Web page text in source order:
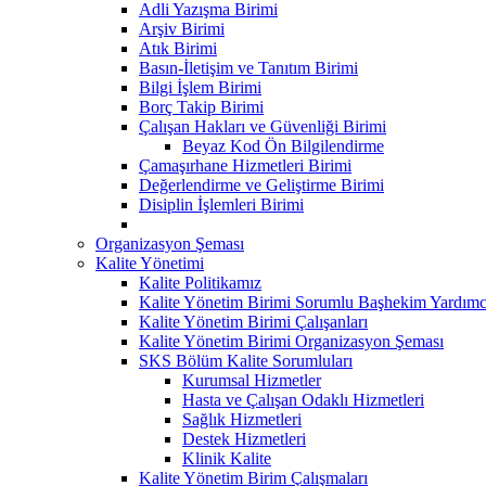
Adli Yazışma Birimi
Arşiv Birimi
Atık Birimi
Basın-İletişim ve Tanıtım Birimi
Bilgi İşlem Birimi
Borç Takip Birimi
Çalışan Hakları ve Güvenliği Birimi
Beyaz Kod Ön Bilgilendirme
Çamaşırhane Hizmetleri Birimi
Değerlendirme ve Geliştirme Birimi
Disiplin İşlemleri Birimi
Organizasyon Şeması
Kalite Yönetimi
Kalite Politikamız
Kalite Yönetim Birimi Sorumlu Başhekim
Kalite Yönetim Birimi Çalışanları
Kalite Yönetim Birimi Organizasyon Şeması
SKS Bölüm Kalite Sorumluları
Kurumsal Hizmetler
Hasta ve Çalışan Odaklı Hizmetleri
Sağlık Hizmetleri
Destek Hizmetleri
Klinik Kalite
Kalite Yönetim Birim Çalışmaları